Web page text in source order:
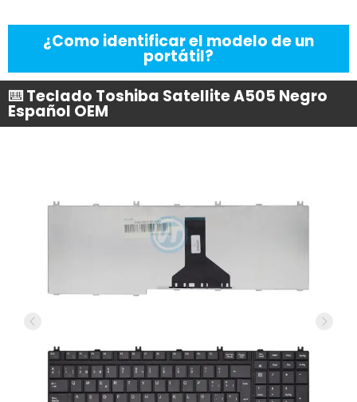
¿Como identificar el modelo de un
portátil?
⌨️ Teclado Toshiba Satellite A505 Negro
Español OEM